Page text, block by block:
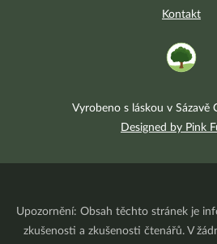
Kontakt
Vyrobeno s láskou v Sázavě
Designed by Pink
Upozornění: Obsah těchto stránek je
zkušenosti a zkušenosti čtenářů. V